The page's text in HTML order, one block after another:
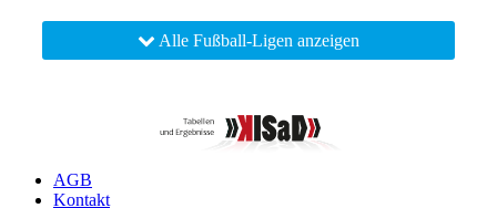
Alle Fußball-Ligen anzeigen
AGB
Kontakt